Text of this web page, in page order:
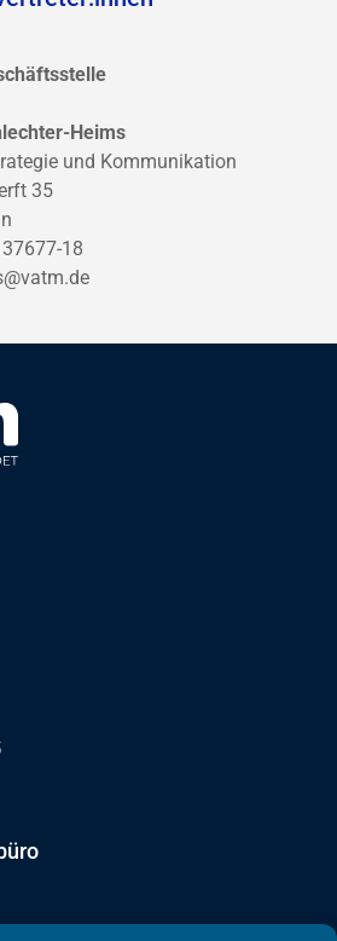
Heims
und Kommunikation
35
18